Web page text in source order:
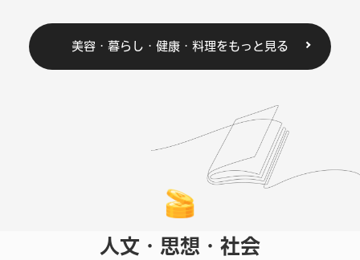
美容・暮らし・健康・料理をもっと見る
人文・思想・社会